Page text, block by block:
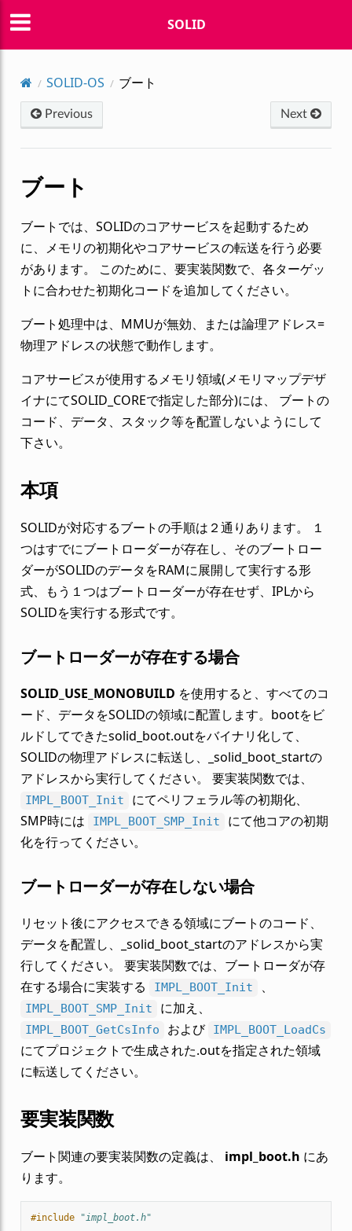
SOLID
SOLID-OS ブート
Previous Next
ブート
ブートでは、SOLIDのコアサービスを起動するため
に、メモリの初期化やコアサービスの転送を行う必要
があります。 このために、要実装関数で、各ターゲッ
トに合わせた初期化コードを追加してください。
ブート処理中は、MMUが無効、または論理アドレス=
物理アドレスの状態で動作します。
コアサービスが使用するメモリ領域(メモリマップデザ
イナにてSOLID_COREで指定した部分)には、 ブートの
コード、データ、スタック等を配置しないようにして
下さい。
本項
SOLIDが対応するブートの手順は２通りあります。 １
つはすでにブートローダーが存在し、そのブートロー
ダーがSOLIDのデータをRAMに展開して実行する形
式、もう１つはブートローダーが存在せず、IPLから
SOLIDを実行する形式です。
ブートローダーが存在する場合
SOLID_USE_MONOBUILD を使用すると、すべてのコ
ード、データをSOLIDの領域に配置します。bootをビ
ルドしてできたsolid_boot.outをバイナリ化して、
SOLIDの物理アドレスに転送し、_solid_boot_startの
アドレスから実行してください。 要実装関数では、
IMPL_BOOT_Init
にてペリフェラル等の初期化、
SMP時には
IMPL_BOOT_SMP_Init
にて他コアの初期
化を行ってください。
ブートローダーが存在しない場合
リセット後にアクセスできる領域にブートのコード、
データを配置し、_solid_boot_startのアドレスから実
行してください。 要実装関数では、ブートローダが存
在する場合に実装する
IMPL_BOOT_Init 、
IMPL_BOOT_SMP_Init に加え、
IMPL_BOOT_GetCsInfo および IMPL_BOOT_LoadCs
にてプロジェクトで生成された.outを指定された領域
に転送してください。
要実装関数
ブート関連の要実装関数の定義は、 impl_boot.h にあ
ります。
#include "impl_boot.h"